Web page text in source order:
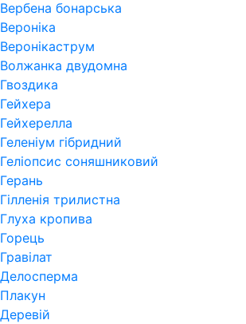
Вербена бонарська
Вероніка
Веронікаструм
Волжанка двудомна
Гвоздика
Гейхера
Гейхерелла
Геленіум гібридний
Геліопсис соняшниковий
Герань
Гiлленiя трилистна
Глуха кропива
Горець
Гравілат
Делосперма
Плакун
Деревій